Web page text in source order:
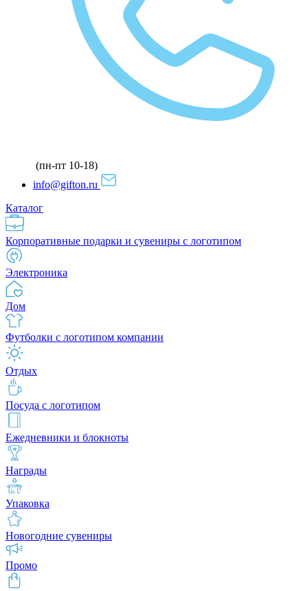
(пн-пт 10-18)
info@gifton.ru
Каталог
Корпоративные подарки и сувениры с логотипом
Электроника
Дом
Футболки с логотипом компании
Отдых
Посуда с логотипом
Ежедневники и блокноты
Награды
Упаковка
Новогодние сувениры
Промо